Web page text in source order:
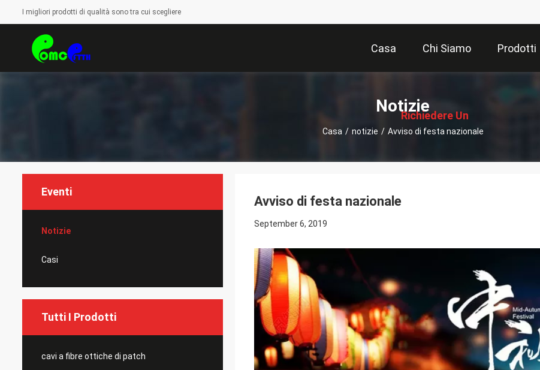
I migliori prodotti di qualità sono tra cui scegliere
Casa Chi Siamo Prodotti
Richiedere Un
Preventivo
Notizie
Casa / notizie / Avviso di festa nazionale
Eventi
Notizie
Casi
Tutti I Prodotti
cavi a fibre ottiche di patch
Avviso di festa nazionale
September 6, 2019